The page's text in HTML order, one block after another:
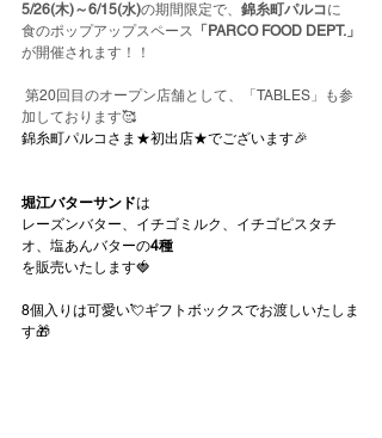
5/26(木)～6/15(水)の期間限定で、 錦糸町パルコに
食のポップアップスペース 「PARCO FOOD DEPT.」
が開催されます！！
第20回目のオープン店舗として、「TABLES」も参
加しております🥰
錦糸町パルコさま★初出店★でございます🎉
堀江バターサンドは
レーズンバター、イチゴミルク、イチゴピスタチ
オ、塩あんバターの4種
を販売いたします🍓
8個入りは可愛い💘ギフトボックスでお渡しいたしま
す🎁